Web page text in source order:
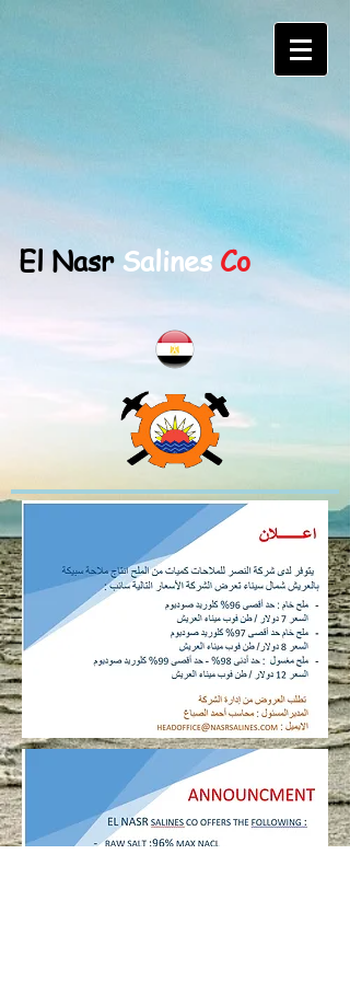
El Nasr Salines Co